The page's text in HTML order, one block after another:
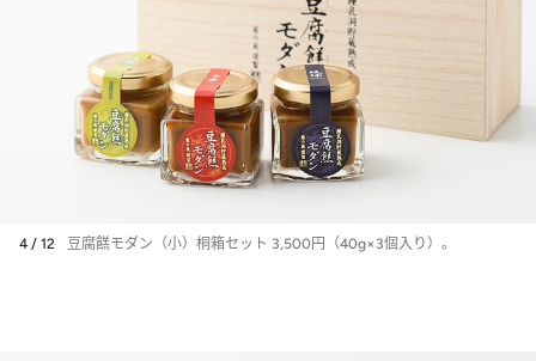
4 / 12 豆腐餻モダン（小）桐箱セット 3,500円（40g×3個入り）。